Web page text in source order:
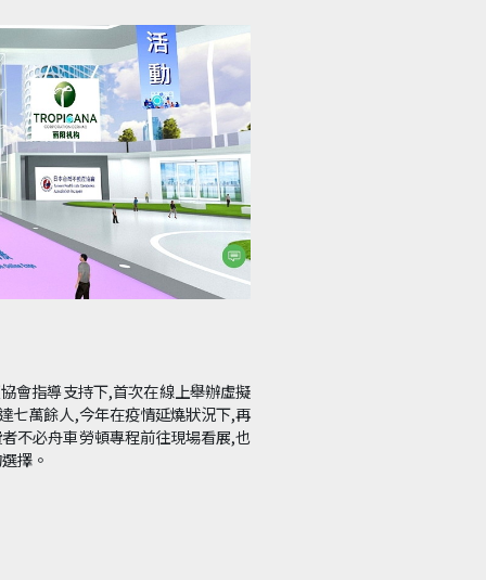
會指導支持下,首次在線上舉辦虛擬
七萬餘人,今年在疫情延燒狀況下,再
不必舟車勞頓專程前往現場看展,也
擇。